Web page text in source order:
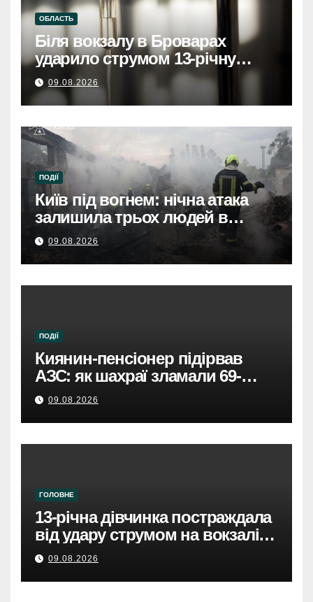
ОБЛАСТЬ
Біля вокзалу в Броварах
ударило струмом 13-річну
дівчинку, вона у тяжкому
станіБіля вокзалу в Броварах
струмом вдарило 13-річну
дівчинку, стан важкий
09.08.2026
ПОДІЇ
Київ під вогнем: нічна атака
залишила трьох людей в
лікарнях.
09.08.2026
ПОДІЇ
Киянин-пенсіонер підірвав
АЗС: як шахраї зламали 69-
річного чоловіка.
09.08.2026
ГОЛОВНЕ
13-річна дівчинка постраждала
від удару струмом на вокзалі в
Броварах.
09.08.2026